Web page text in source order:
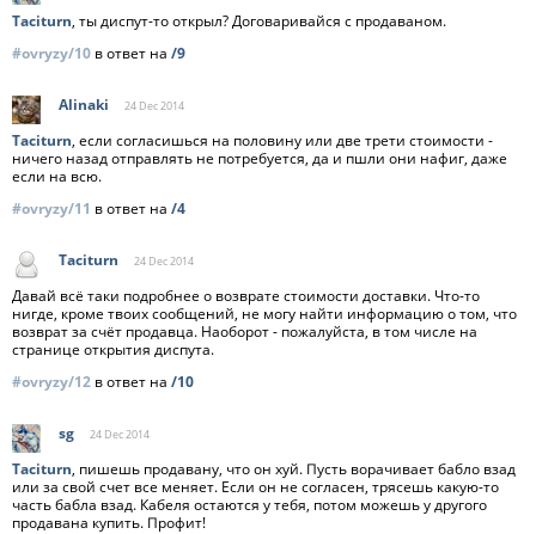
Taciturn, ты диспут-то открыл? Договаривайся с продаваном.
#ovryzy/10 в ответ на /9
Alinaki 24 Dec2014
Taciturn, если согласишься на половину или две трети стоимости -
ничего назад отправлять не потребуется, да и пшли они нафиг, даже
если на всю.
#ovryzy/11 в ответ на /4
Taciturn 24 Dec2014
Давай всё таки подробнее о возврате стоимости доставки. Что-то
нигде, кроме твоих сообщений, не могу найти информацию о том, что
возврат за счёт продавца. Наоборот - пожалуйста, в том числе на
странице открытия диспута.
#ovryzy/12 в ответ на /10
sg 24 Dec2014
Taciturn, пишешь продавану, что он хуй. Пусть ворачивает бабло взад
или за свой счет все меняет. Если он не согласен, трясешь какую-то
часть бабла взад. Кабеля остаются у тебя, потом можешь у другого
продавана купить. Профит!